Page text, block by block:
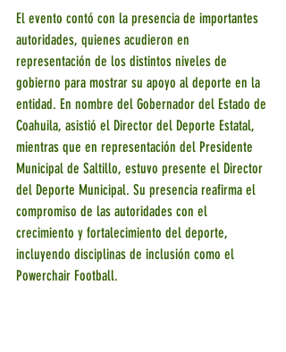
El evento contó con la presencia de importantes
autoridades, quienes acudieron en
representación de los distintos niveles de
gobierno para mostrar su apoyo al deporte en la
entidad. En nombre del Gobernador del Estado de
Coahuila, asistió el Director del Deporte Estatal,
mientras que en representación del Presidente
Municipal de Saltillo, estuvo presente el Director
del Deporte Municipal. Su presencia reafirma el
compromiso de las autoridades con el
crecimiento y fortalecimiento del deporte,
incluyendo disciplinas de inclusión como el
Powerchair Football.